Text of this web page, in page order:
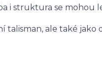
i struktura se mohou
talisman, ale také